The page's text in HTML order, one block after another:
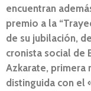
encuentran
premio a la
de su jubilación,
cronista social de
Azkarate, primera
distinguida con el